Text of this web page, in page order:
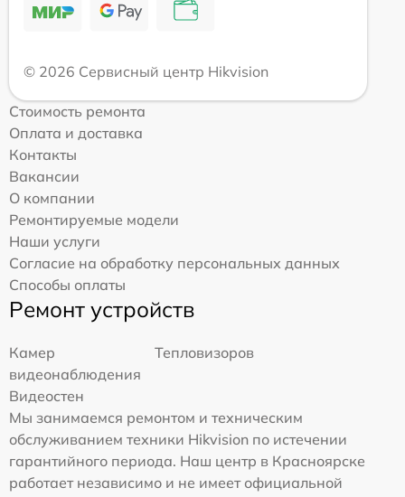
© 2026 Сервисный центр Hikvision
Стоимость ремонта
Оплата и доставка
Контакты
Вакансии
О компании
Ремонтируемые модели
Наши услуги
Согласие на обработку персональных данных
Способы оплаты
Ремонт устройств
Камер
видеонаблюдения
Тепловизоров
Видеостен
Мы занимаемся ремонтом и техническим
обслуживанием техники Hikvision по истечении
гарантийного периода. Наш центр в Красноярске
работает независимо и не имеет официальной